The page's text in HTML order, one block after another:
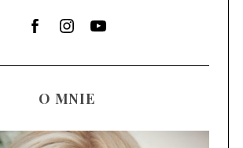
O MNIE